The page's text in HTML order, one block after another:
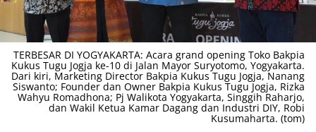
TERBESAR DI YOGYAKARTA: Acara grand opening Toko Bakpia
Kukus Tugu Jogja ke-10 di Jalan Mayor Suryotomo, Yogyakarta.
Dari kiri, Marketing Director Bakpia Kukus Tugu Jogja, Nanang
Siswanto; Founder dan Owner Bakpia Kukus Tugu Jogja, Rizka
Wahyu Romadhona; Pj Walikota Yogyakarta, Singgih Raharjo,
dan Wakil Ketua Kamar Dagang dan Industri DIY, Robi
Kusumaharta. (tom)